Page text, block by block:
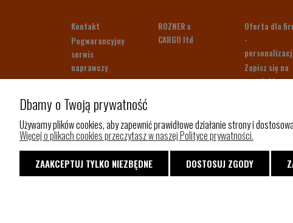
Kontakt
Pogwarancyjny
serwis
naprawczy
Jak dbać o
Płatności i
dostawa
Wymiana i
polityka
zwrotów
Regulamin
ROZNER x
CARGO ltd
Oferta dla
-
Zapisz się na
newsletter.
CARGO
Bony
upominkowe
Na prezent
Dbamy o Twoją prywatność
Używamy plików cookies, aby zapewnić prawidłowe działanie strony i
Więcej o plikach cookies przeczytasz w naszej Polityce prywatności.
ZAAKCEPTUJ TYLKO NIEZBĘDNE DOSTOSUJ ZGODY